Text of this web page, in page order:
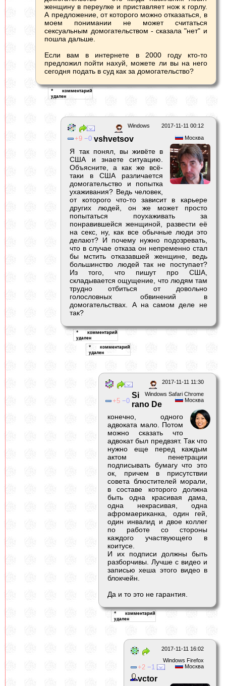
женщину в переулке и приставляет нож к горлу.
А предложение, от которого можно отказаться, в
моем понимании не может считаться
сексуальным домогательством - сказала "нет" и
пошла дальше.
Если вам в интернете в 2000 году кто-то
предложил пойти нахуй, можете ли вы на него
сегодня подать в суд как за домогательство?
2017-11-11 00:12
Windows
Москва
9 0 vshvetsov
Я так понял, вы живёте в
США и знаете ситуацию.
Объясните, а как же всё-
таки в США различается
домогательство и попытка
ухаживания? Ведь человек,
от которого что-то зависит в карьере
других людей, он же может просто
попытаться поухаживать за
понравившейся женщиной, развести её
на секс, ну, как все обычные люди это
делают? И почему нужно подозревать,
что в случае отказа он непременно стал
бы мстить отказавшей женщине, ведь
большинство людей так не поступает?
Из того, что пишут про США,
складывается ощущение, что людям там
трудно отбиться от довольно
голословных обвинений в
домогательствах. А на самом деле не
так?
2017-11-11 11:30
Windows Safari Chrome
Москва
5 0
Si
rano De
конечно, одного
адвоката мало. Потом
можно сказать что
адвокат был предвзят. Так что
нужно еще перед каждым
актом пенетрации
подписывать бумагу что это
ок, причем в присутствии
совета блюстителей морали,
в составе которого должна
быть одна красивая дама,
одна некрасивая, одна
афромаериканка, один гей,
один инвалид и двое коллег
по работе со стороны
каждого участвующего в
коитусе.
И их подписи должны быть
разборчивы. Лучше с видео и
записью хеша этого видео в
блокчейн.
Да и то это не гарантия.
2017-11-11 16:02
Windows Firefox
Москва
2 1
vctor